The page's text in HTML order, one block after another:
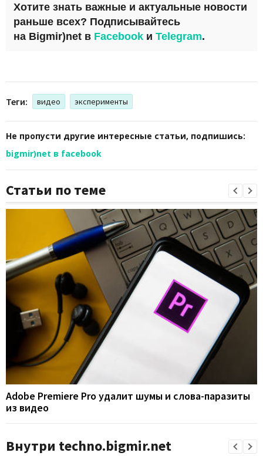
Хотите знать важные и актуальные новости
раньше всех? Подписывайтесь
на Bigmir)net в Facebook и Telegram.
Теги: видео эксперименты
Не пропусти другие интересные статьи, подпишись:
bigmir)net в facebook
Статьи по теме
Adobe Premiere Pro удалит шумы и слова-паразиты
из видео
Внутри techno.bigmir.net